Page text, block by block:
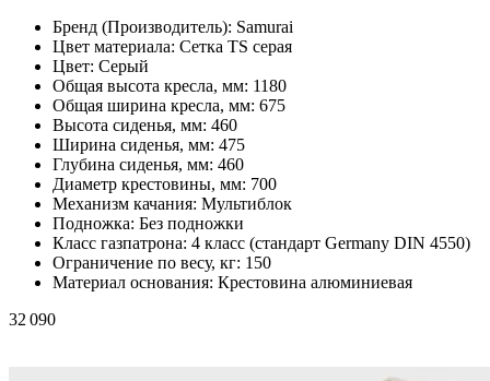
Бренд (Производитель): Samurai
Цвет материала: Сетка TS серая
Цвет: Серый
Общая высота кресла, мм: 1180
Общая ширина кресла, мм: 675
Высота сиденья, мм: 460
Ширина сиденья, мм: 475
Глубина сиденья, мм: 460
Диаметр крестовины, мм: 700
Механизм качания: Мультиблок
Подножка: Без подножки
Класс газпатрона: 4 класс (стандарт Germany DIN 4550)
Ограничение по весу, кг: 150
Материал основания: Крестовина алюминиевая
32 090